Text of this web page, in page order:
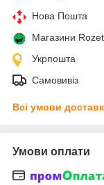
Нова Пошта
Магазини
Укрпошта
Самовивіз
Всі умови
Умови оплати